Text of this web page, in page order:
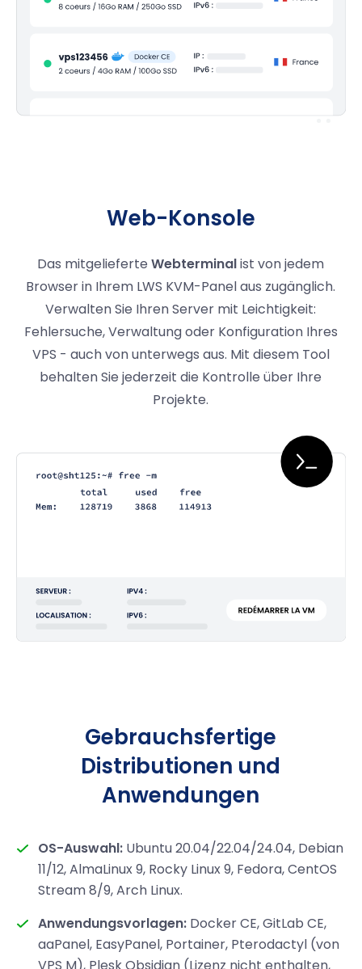
Web-Konsole
Das mitgelieferteWebterminalist von jedem
Browser in Ihrem LWS KVM-Panel aus zugänglich.
Verwalten Sie Ihren Server mit Leichtigkeit:
Fehlersuche, Verwaltung oder Konfiguration Ihres
VPS - auch von unterwegs aus. Mit diesem Tool
behalten Sie jederzeit die Kontrolle über Ihre
Projekte.
Gebrauchsfertige
Distributionen und
Anwendungen
OS-Auswahl: Ubuntu 20.04/22.04/24.04, Debian
11/12, AlmaLinux 9, Rocky Linux 9, Fedora, CentOS
Stream 8/9, Arch Linux.
Anwendungsvorlagen: Docker CE, GitLab CE,
aaPanel, EasyPanel, Portainer, Pterodactyl (von
VPS M), Plesk Obsidian (Lizenz nicht enthalten,